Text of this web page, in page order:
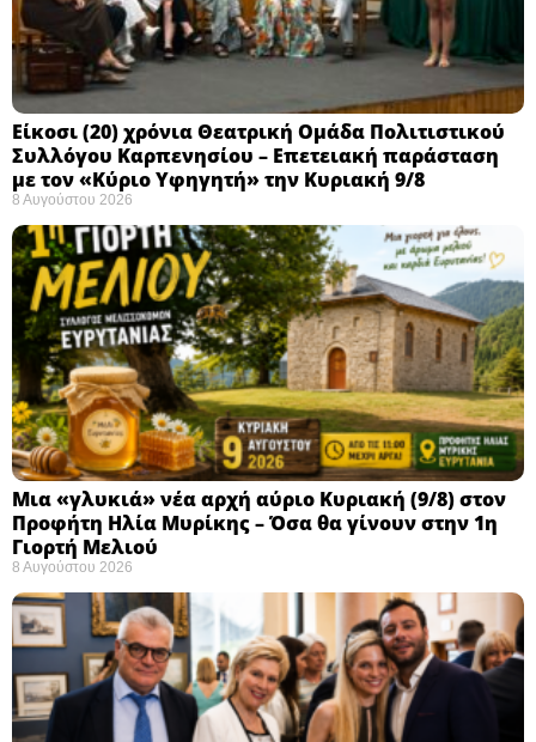
Eίκοσι (20) χρόνια Θεατρική Ομάδα Πολιτιστικού
Συλλόγου Καρπενησίου – Επετειακή παράσταση
με τον «Κύριο Υφηγητή» την Κυριακή 9/8
8 Αυγούστου 2026
Μια «γλυκιά» νέα αρχή αύριο Κυριακή (9/8) στον
Προφήτη Ηλία Μυρίκης – Όσα θα γίνουν στην 1η
Γιορτή Μελιού
8 Αυγούστου 2026